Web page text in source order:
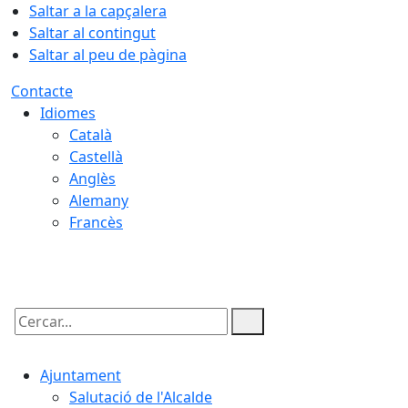
Saltar a la capçalera
Saltar al contingut
Saltar al peu de pàgina
Contacte
Idiomes
Català
Castellà
Anglès
Alemany
Francès
Cercar:
Ajuntament
Salutació de l'Alcalde